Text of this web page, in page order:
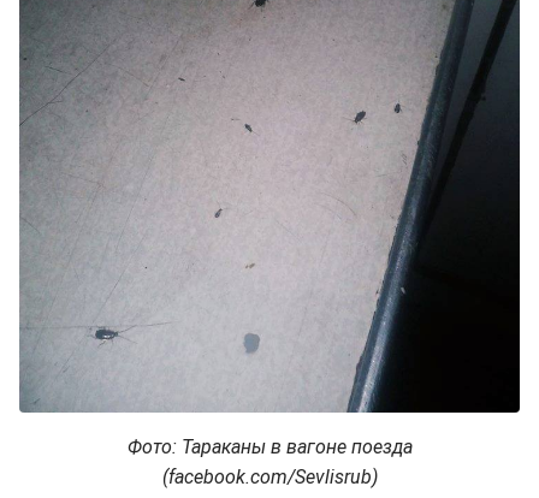
Фото: Тараканы в вагоне поезда
(facebook.com/Sevlisrub)